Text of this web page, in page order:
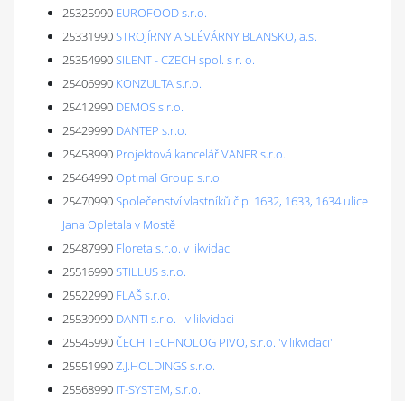
25325990 EUROFOOD s.r.o.
25331990STROJÍRNY A SLÉVÁRNY BLANSKO, a.s.
25354990SILENT - CZECH spol. s r. o.
25406990 KONZULTA s.r.o.
25412990 DEMOS s.r.o.
25429990 DANTEP s.r.o.
25458990 Projektová kancelář VANER s.r.o.
25464990Optimal Group s.r.o.
25470990Společenství vlastníků č.p. 1632, 1633, 1634 ulice
Jana Opletala v Mostě
25487990 Floreta s.r.o. v likvidaci
25516990STILLUS s.r.o.
25522990 FLAŠ s.r.o.
25539990 DANTI s.r.o. - v likvidaci
25545990ČECH TECHNOLOG PIVO, s.r.o. 'v likvidaci'
25551990Z.J.HOLDINGS s.r.o.
25568990 IT-SYSTEM, s.r.o.